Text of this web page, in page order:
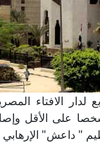
لدار الافتاء
داعش" الإرهابي